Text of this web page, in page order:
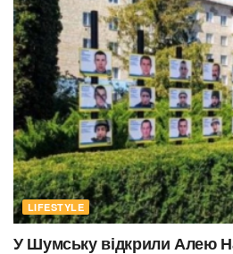
LIFESTYLE
У Шумську відкрили Алею